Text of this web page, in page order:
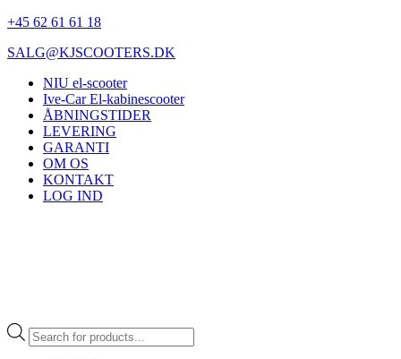
+45 62 61 61 18
SALG@KJSCOOTERS.DK
NIU el-scooter
Ive-Car El-kabinescooter
ÅBNINGSTIDER
LEVERING
GARANTI
OM OS
KONTAKT
LOG IND
Products
search